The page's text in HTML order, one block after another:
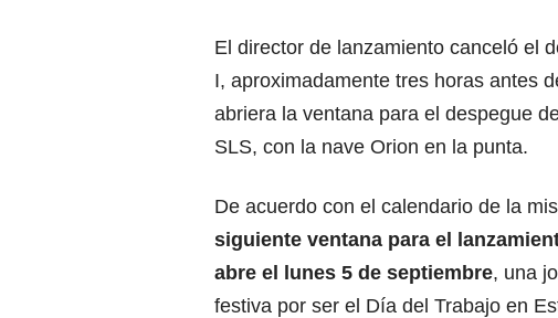
El director de lanzamiento canceló el
I, aproximadamente tres horas antes
abriera la ventana para el despegue
SLS, con la nave Orion en la punta.
De acuerdo con el calendario de la
siguiente ventana para el
abre el lunes 5 de septiembre, una
festiva por ser el Día del Trabajo en